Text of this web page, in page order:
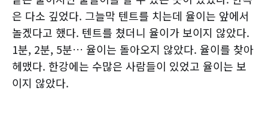
은 다소 깊었다. 그늘막 텐트를 치는데 율이는 앞에서
놀겠다고 했다. 텐트를 쳤더니 율이가 보이지 않았다.
1분, 2분, 5분… 율이는 돌아오지 않았다. 율이를 찾아
헤맸다. 한강에는 수많은 사람들이 있었고 율이는 보
이지 않았다.